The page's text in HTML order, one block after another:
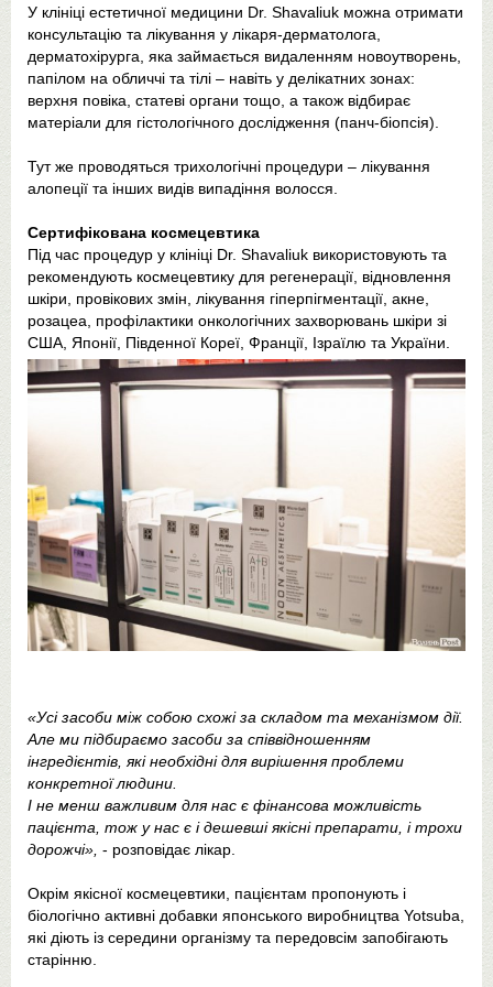
У клініці естетичної медицини Dr. Shavaliuk можна отримати
консультацію та лікування у лікаря-дерматолога,
дерматохірурга, яка займається видаленням новоутворень,
папілом на обличчі та тілі – навіть у делікатних зонах:
верхня повіка, статеві органи тощо, а також відбирає
матеріали для гістологічного дослідження (панч-біопсія).
Тут же проводяться трихологічні процедури – лікування
алопеції та інших видів випадіння волосся.
Сертифікована космецевтика
Під час процедур у клініці Dr. Shavaliuk використовують та
рекомендують космецевтику для регенерації, відновлення
шкіри, провікових змін, лікування гіперпігментації, акне,
розацеа, профілактики онкологічних захворювань шкіри зі
США, Японії, Південної Кореї, Франції, Ізраїлю та України.
«Усі засоби між собою схожі за складом та механізмом дії.
Але ми підбираємо засоби за співвідношенням
інгредієнтів, які необхідні для вирішення проблеми
конкретної людини.
І не менш важливим для нас є фінансова можливість
пацієнта, тож у нас є і дешевші якісні препарати, і трохи
дорожчі», - розповідає лікар.
Окрім якісної космецевтики, пацієнтам пропонують і
біологічно активні добавки японського виробництва Yotsuba,
які діють із середини організму та передовсім запобігають
старінню.